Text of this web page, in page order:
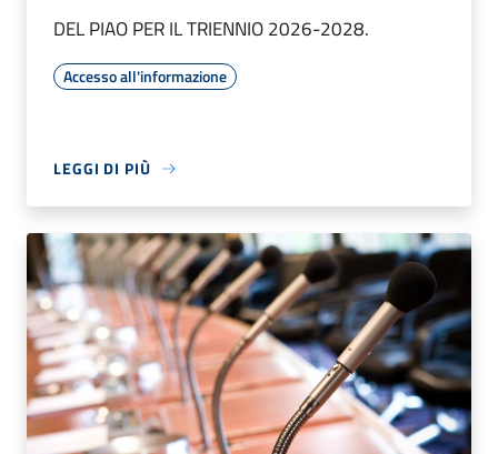
DEL PIAO PER IL TRIENNIO 2026-2028.
Accesso all'informazione
LEGGI DI PIÙ